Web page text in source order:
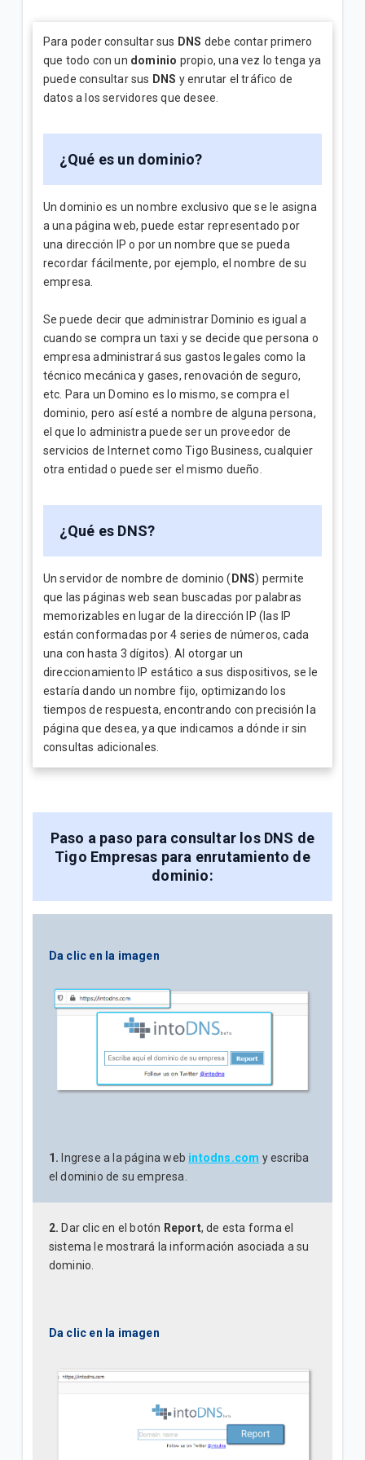
Empresas
Explicación del Detalle de consumos en su factura
Tigo | Empresas
¿Cómo hacer reposición de SIM en Tigo Business
Online? | Empresas
VER MÁS
Para poder consultar sus DNS debe contar primero
que todo con un dominio propio, una vez lo tenga ya
puede consultar sus DNS y enrutar el tráfico de
datos a los servidores que desee.
¿Qué es un dominio?
Un dominio es un nombre exclusivo que se le asigna
a una página web, puede estar representado por
una dirección IP o por un nombre que se pueda
recordar fácilmente, por ejemplo, el nombre de su
empresa.
Se puede decir que administrar Dominio es igual a
cuando se compra un taxi y se decide que persona o
empresa administrará sus gastos legales como la
técnico mecánica y gases, renovación de seguro,
etc. Para un Domino es lo mismo, se compra el
dominio, pero así esté a nombre de alguna persona,
el que lo administra puede ser un proveedor de
servicios de Internet como Tigo Business, cualquier
otra entidad o puede ser el mismo dueño.
¿Qué es DNS?
Un servidor de nombre de dominio ( DNS) permite
que las páginas web sean buscadas por palabras
memorizables en lugar de la dirección IP (las IP
están conformadas por 4 series de números, cada
una con hasta 3 dígitos). Al otorgar un
direccionamiento IP estático a sus dispositivos, se le
estaría dando un nombre fijo, optimizando los
tiempos de respuesta, encontrando con precisión la
página que desea, ya que indicamos a dónde ir sin
consultas adicionales.
Paso a paso para consultar los DNS de
Tigo Empresas para enrutamiento de
dominio:
Da clic en la imagen
1. Ingrese a la página web intodns.com y escriba
el dominio de su empresa.
2. Dar clic en el botón Report, de esta forma el
sistema le mostrará la información asociada a su
dominio.
Da clic en la imagen